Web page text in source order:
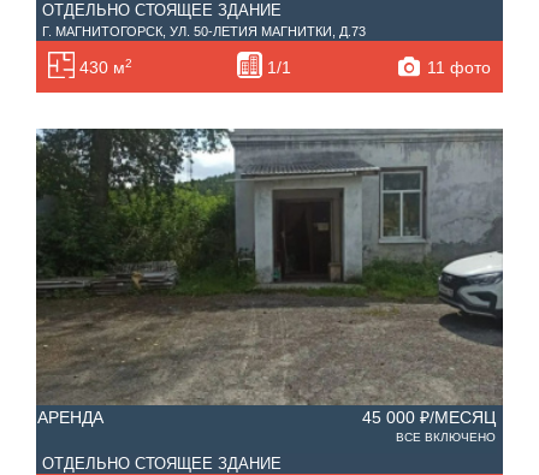
ОТДЕЛЬНО СТОЯЩЕЕ ЗДАНИЕ
Г. МАГНИТОГОРСК, УЛ. 50-ЛЕТИЯ МАГНИТКИ, Д.73
430 м2 1/1 11 фото
АРЕНДА 45 000 ₽/МЕСЯЦ
ВСЕ ВКЛЮЧЕНО
ОТДЕЛЬНО СТОЯЩЕЕ ЗДАНИЕ